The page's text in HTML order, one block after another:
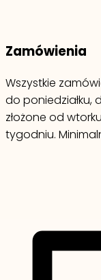
Zamówienia
Wszystkie
do poniedziałku,
złożone od
tygodniu.